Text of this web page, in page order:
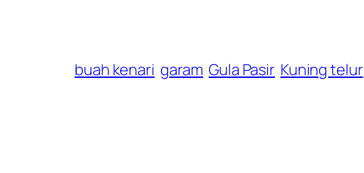
buah kenari garam Gula Pasir Kuning telur